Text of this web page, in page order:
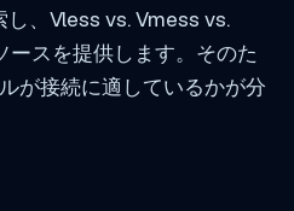
、Vless vs. Vmess vs.
スを提供します。そのた
が接続に適しているかが分